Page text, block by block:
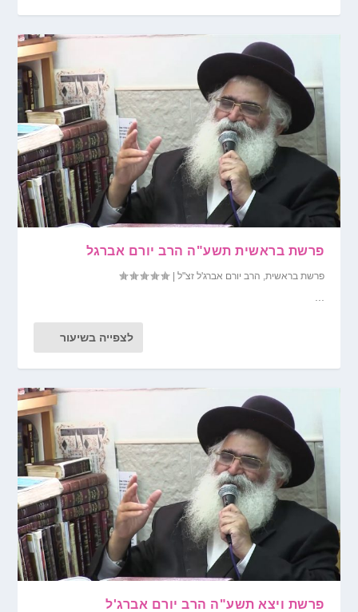
פרשת בראשית תשע"ה הרב יורם אברגל
פרשת בראשית, הרב יורם אברג'ל זצ"ל |
לצפייה בשיעור
פרשת ויצא תשע"ה הרב יורם אברג'ל